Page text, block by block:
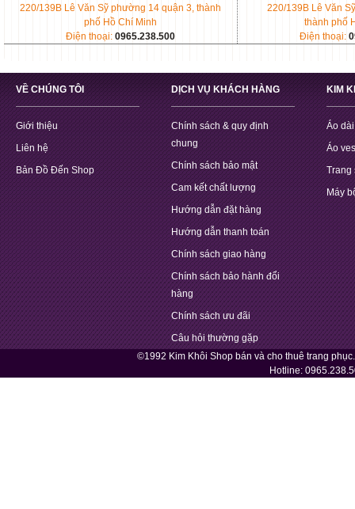
220/139B Lê Văn Sỹ phường 14 quận 3, thành
phố Hồ Chí Minh
Điện thoại: 0965.238.500
220/139B Lê Văn
thành phố
Điện thoại:
VỀ CHÚNG TÔI
Giới thiệu
Liên hệ
Bản Đồ Đến Shop
DỊCH VỤ KHÁCH HÀNG
Chính sách & quy định
chung
Chính sách bảo mật
Cam kết chất lượng
Hướng dẫn đặt hàng
Hướng dẫn thanh toán
Chính sách giao hàng
Chính sách bảo hành đổi
hàng
Chính sách ưu đãi
Câu hỏi thường gặp
KIM
Áo
Áo
Trang
Máy
©1992 Kim Khôi Shop bán và cho thuê trang
Hotline: